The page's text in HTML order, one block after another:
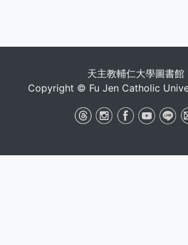
天主教輔仁大學圖書館
Copyright © Fu Jen Catholic